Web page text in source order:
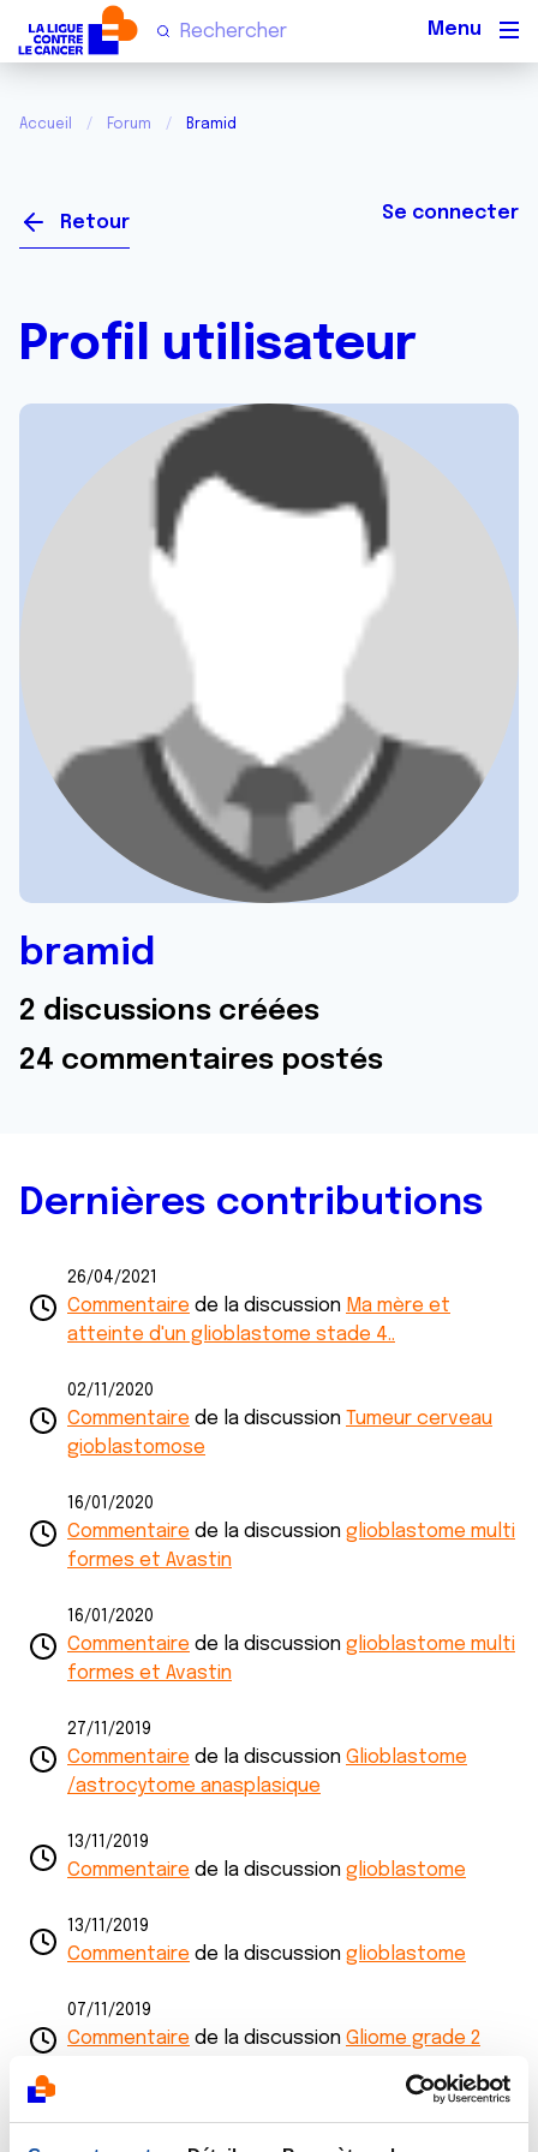
Accueil Forum Bramid
Retour Se connecter
Profil utilisateur
bramid
2 discussions créées
24 commentaires postés
Dernières contributions
26/04/2021
Commentaire de la discussion Ma mère et
atteinte d'un glioblastome stade 4..
02/11/2020
Commentaire de la discussion Tumeur cerveau
gioblastomose
16/01/2020
Commentaire de la discussion glioblastome multi
formes et Avastin
16/01/2020
Commentaire de la discussion glioblastome multi
formes et Avastin
27/11/2019
Commentaire de la discussion Glioblastome
/astrocytome anasplasique
13/11/2019
Commentaire de la discussion glioblastome
13/11/2019
Commentaire de la discussion glioblastome
07/11/2019
Commentaire de la discussion Gliome grade 2
09/10/2019